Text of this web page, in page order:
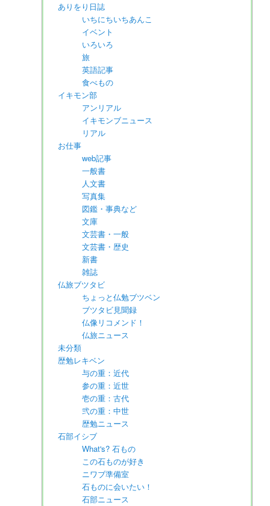
ありをり日誌
いちにちいちあんこ
イベント
いろいろ
旅
英語記事
食べもの
イキモン部
アンリアル
イキモンブニュース
リアル
お仕事
web記事
一般書
人文書
写真集
図鑑・事典など
文庫
文芸書・一般
文芸書・歴史
新書
雑誌
仏旅ブツタビ
ちょっと仏勉ブツベン
ブツタビ見聞録
仏像リコメンド！
仏旅ニュース
未分類
歴勉レキベン
与の重：近代
参の重：近世
壱の重：古代
弐の重：中世
歴勉ニュース
石部イシブ
What's? 石もの
この石ものが好き
ニワブ準備室
石ものに会いたい！
石部ニュース